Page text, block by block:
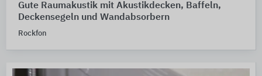
Gute Raumakustik mit Akustikdecken, Baffeln,
Deckensegeln und Wandabsorbern
Rockfon